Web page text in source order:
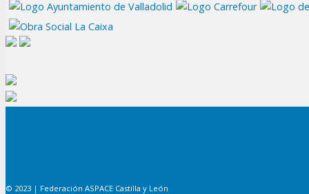
© 2023 | Federación ASPACE Castilla y León